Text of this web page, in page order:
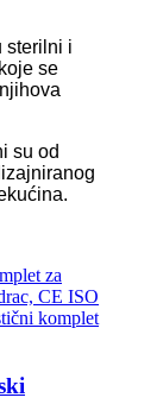
sterilni i
se
su od